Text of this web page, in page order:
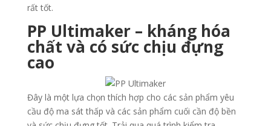
rất tốt.
PP Ultimaker – kháng hóa
chất và có sức chịu đựng
cao
Đây là một lựa chọn thích hợp cho các sản phẩm yêu
cầu độ ma sát thấp và các sản phẩm cuối cần độ bền